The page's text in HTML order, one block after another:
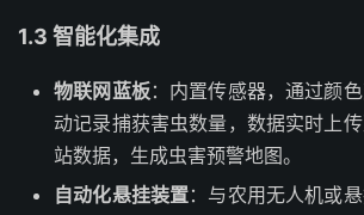
1.3 智能化集成
物联网蓝板：内置传感器，通过颜
动记录捕获害虫数量，数据实时上
站数据，生成虫害预警地图。
自动化悬挂装置：与农用无人机或